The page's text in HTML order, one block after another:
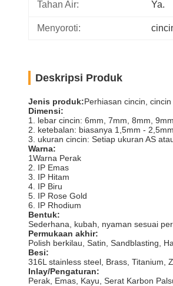
Tahan Air: Ya.
Menyoroti:
Deskripsi Produk
Jenis produk:Perhiasan cincin,
Dimensi:
1. lebar cincin: 6mm, 7mm, 8mm,
2. ketebalan: biasanya 1,5mm -
3. ukuran cincin: Setiap ukuran AS
Warna:
1Warna Perak
2. IP Emas
3. IP Hitam
4. IP Biru
5. IP Rose Gold
6. IP Rhodium
Bentuk:
Sederhana, kubah, nyaman sesuai
Permukaan akhir:
Polish berkilau, Satin, Sandblasting,
Besi:
316L stainless steel, Brass, Titanium,
Inlay/Pengaturan:
Perak, Emas, Kayu, Serat Karbon